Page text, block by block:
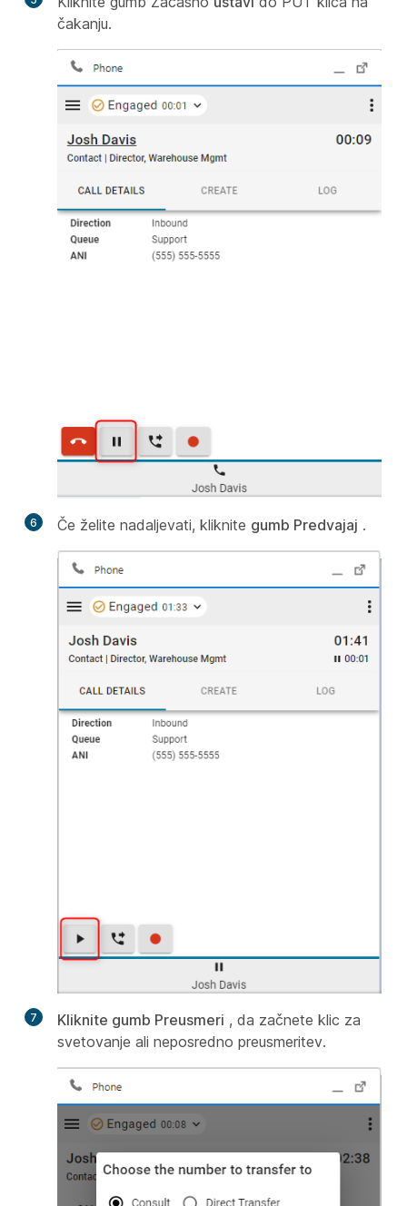
čakanju.
6 Če želite nadaljevati, kliknite gumb Predvajaj .
7 Kliknite gumb Preusmeri , da začnete klic za
svetovanje ali neposredno preusmeritev.